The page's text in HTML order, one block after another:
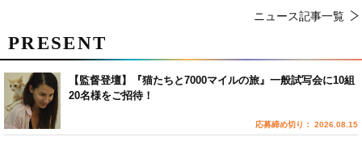
ニュース記事一覧
PRESENT
【監督登壇】『猫たちと7000マイルの旅』一般試写会に10組
20名様をご招待！
応募締め切り： 2026.08.15